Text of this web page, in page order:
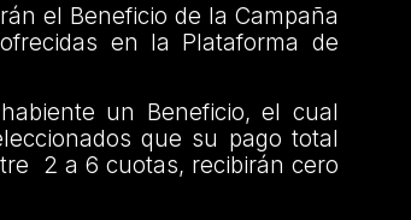
el Beneficio de la Campaña
en la Plataforma de
un Beneficio, el cual
que su pago total
2 a 6 cuotas, recibirán cero